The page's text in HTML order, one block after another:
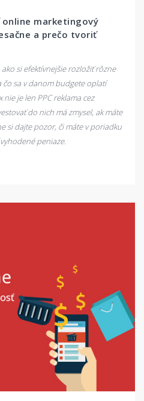
marketingový
a prečo tvoriť
si efektívnejšie rozložiť rôzne
sa v danom budgete oplatí
je len PPC reklama cez
do nich má zmysel, ak máte
si dajte pozor, či máte v poriadku
peniaze.